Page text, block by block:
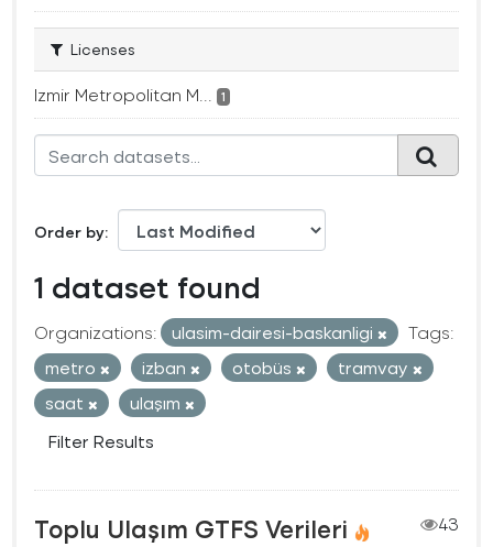
Licenses
Izmir Metropolitan M... 1
Order by
1 dataset found
Organizations: ulasim-dairesi-baskanligi
Tags:
metro
izban otobüs
tramvay
saat
ulaşım
Filter Results
Toplu Ulaşım GTFS Verileri
43